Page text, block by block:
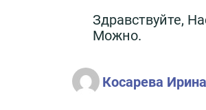
Здравствуйте,
Можно.
Косарева Ирина